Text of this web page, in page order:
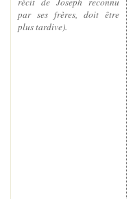
par ses frères, doit être
plus tardive).